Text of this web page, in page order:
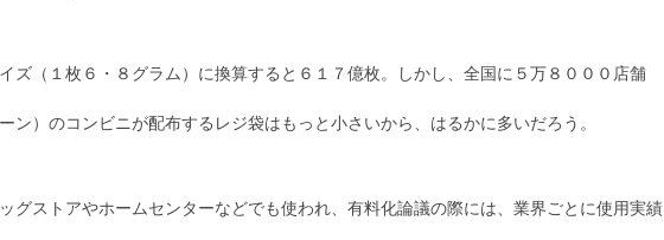
ズ（１枚６・８グラム）に換算すると６１７億枚。しかし、全国に５万８０００店舗
ーン）のコンビニが配布するレジ袋はもっと小さいから、はるかに多いだろう。
グストアやホームセンターなどでも使われ、有料化論議の際には、業界ごとに使用実績